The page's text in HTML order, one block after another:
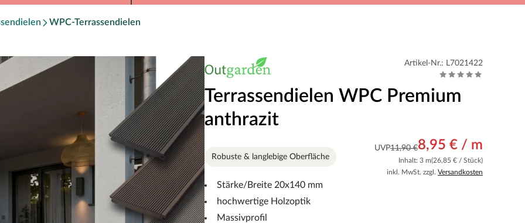
WPC-Terrassendielen
Artikel-Nr.: L7021422
Terrassendielen WPC Premium
anthrazit
UVP11,90 €8,95 € / m
Inhalt: 3 m(26,85 € / Stück)
inkl. MwSt. zzgl. Versandkosten
Robuste & langlebige Oberfläche
Stärke/Breite 20x140 mm
hochwertige Holzoptik
Massivprofil